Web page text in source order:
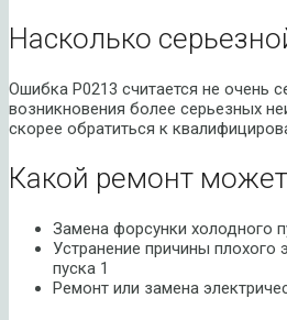
Насколько
Ошибка P0213 считается не очень
возникновения более серьезных
скорее обратиться к
Какой ремонт
Замена форсунки холодного
Устранение причины плохого
пуска 1
Ремонт или замена